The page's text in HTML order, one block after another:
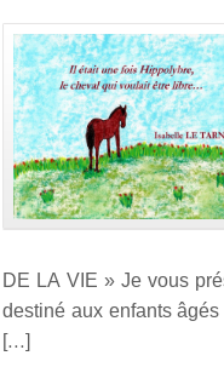
DE LA VIE » Je vous
destiné aux enfants
[…]